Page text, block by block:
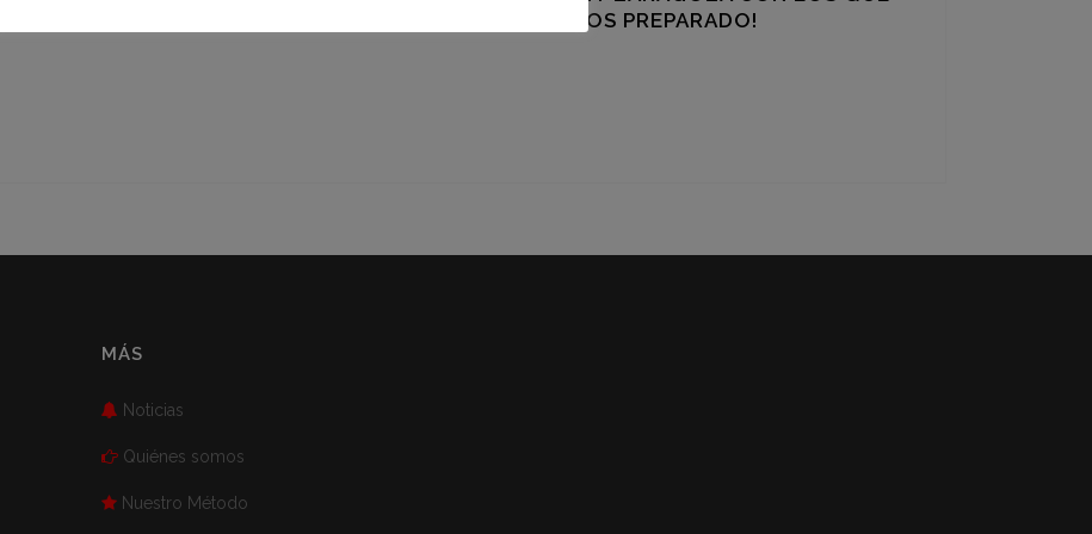
DEL SECTOR. ¡MIRA TODO LO QUE TENEMOS PREPARADO!
MÁS
Noticias
Quiénes somos
Nuestro Método